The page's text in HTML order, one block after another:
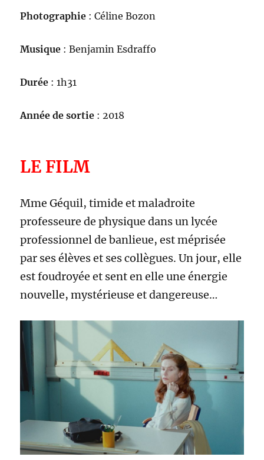
Photographie : Céline Bozon
Musique : Benjamin Esdraffo
Durée : 1h31
Année de sortie : 2018
LE FILM
Mme Géquil, timide et maladroite
professeure de physique dans un lycée
professionnel de banlieue, est méprisée
par ses élèves et ses collègues. Un jour, elle
est foudroyée et sent en elle une énergie
nouvelle, mystérieuse et dangereuse…